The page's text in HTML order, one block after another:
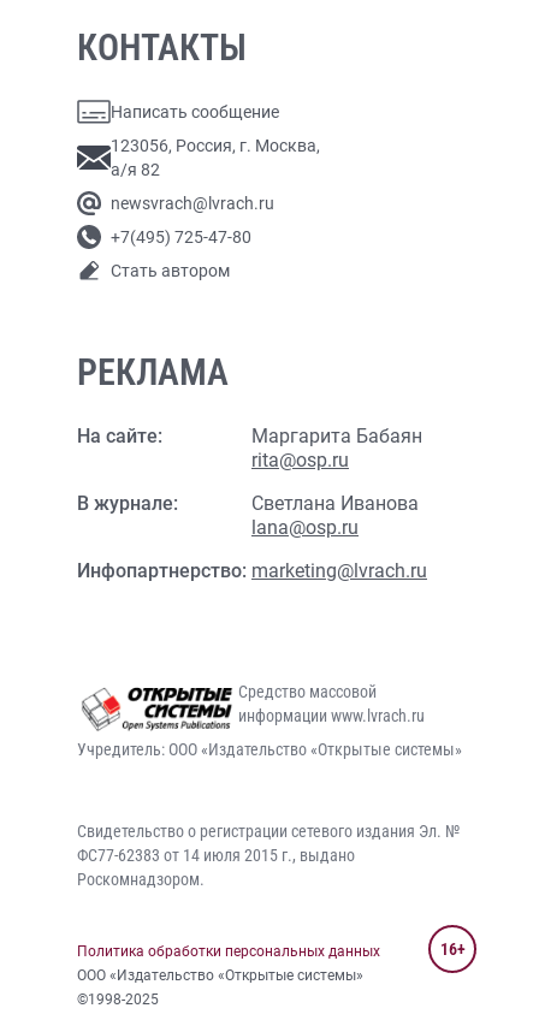
КОНТАКТЫ
Написать сообщение
123056, Россия, г. Москва,
а/я 82
newsvrach@lvrach.ru
+7(495) 725-47-80
Стать автором
РЕКЛАМА
На сайте:
Маргарита Бабаян
rita@osp.ru
В журнале:
Светлана Иванова
lana@osp.ru
Инфопартнерство: marketing@lvrach.ru
Средство массовой
информации www.lvrach.ru
Учредитель: ООО «Издательство «Открытые системы»
Свидетельство о регистрации сетевого издания Эл. №
ФС77-62383 от 14 июля 2015 г., выдано
Роскомнадзором.
Политика обработки персональных данных
ООО «Издательство «Открытые системы»
©1998-2025
16+